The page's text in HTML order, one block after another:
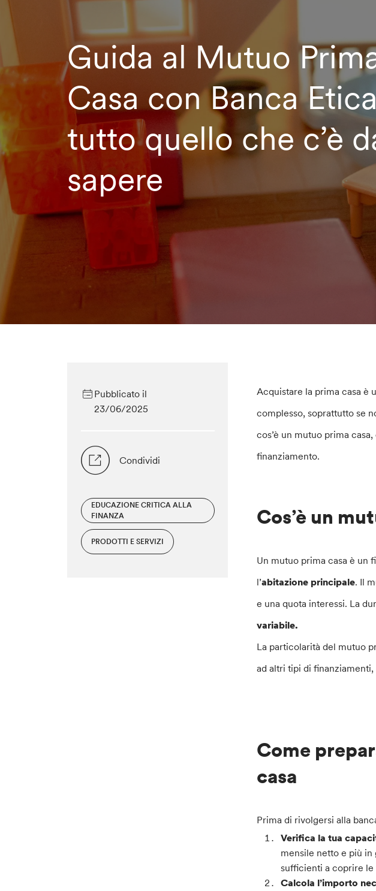
Guida al Mutuo
Casa con Banca
tutto quello che c’è
sapere
Pubblicato il
23/06/2025
Condividi
EDUCAZIONE CRITICA ALLA
FINANZA
PRODOTTI E SERVIZI
Acquistare la prima casa è
complesso, soprattutto se
cos’è un mutuo prima
finanziamento.
Cos’è un
Un mutuo prima casa è un
l’abitazione principale. Il
e una quota interessi. La
variabile.
La particolarità del mutuo
ad altri tipi di
Come
casa
Prima di rivolgersi alla
Verifica la tua
mensile netto e più in
sufficienti a coprire
Calcola l’importo